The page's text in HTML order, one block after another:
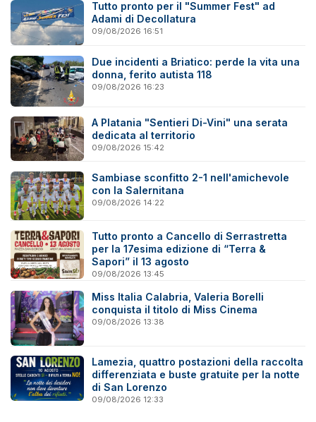
Tutto pronto per il "Summer Fest" ad
Adami di Decollatura
09/08/2026 16:51
Due incidenti a Briatico: perde la vita una
donna, ferito autista 118
09/08/2026 16:23
A Platania "Sentieri Di-Vini" una serata
dedicata al territorio
09/08/2026 15:42
Sambiase sconfitto 2-1 nell'amichevole
con la Salernitana
09/08/2026 14:22
Tutto pronto a Cancello di Serrastretta
per la 17esima edizione di “Terra &
Sapori” il 13 agosto
09/08/2026 13:45
Miss Italia Calabria, Valeria Borelli
conquista il titolo di Miss Cinema
09/08/2026 13:38
Lamezia, quattro postazioni della raccolta
differenziata e buste gratuite per la notte
di San Lorenzo
09/08/2026 12:33